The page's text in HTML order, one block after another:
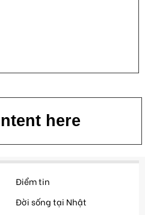
here
Điểm tin
Đời sống tại Nhật